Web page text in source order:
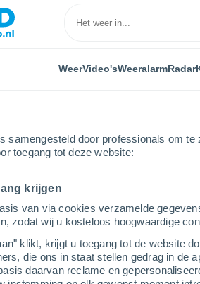
samengesteld door professionals om
toegang tot deze website:
krijgen
van via cookies verzamelde
zodat wij u kosteloos hoogwaardige
klikt, krijgt u toegang tot de website
die ons in staat stellen gedrag in de
daarvan reclame en
WeerVideo'sWeeralarmRadar
Per uur
per uur